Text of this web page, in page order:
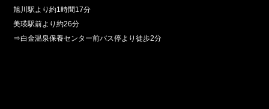
旭川駅より約1時間17分
美瑛駅前より約26分
⇒白金温泉保養センター前バス停より徒歩2分